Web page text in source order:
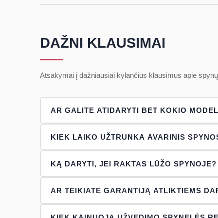
DAŽNI KLAUSIMAI
Atsakymai į dažniausiai kylančius klausimus apie
AR GALITE ATIDARYTI BET KOKIO
Taip — dirbame su visų pagrindinių gamintojų
KIEK LAIKO UŽTRUNKA AVARINIS
Paprastai nuo kelių minučių iki kelių valandų —
KĄ DARYTI, JEI RAKTAS LŪŽO SPYNOJE?
Nedelskite — susisiekite iš karto. Meistrai efektyviai
AR TEIKIATE GARANTIJĄ ATLIKTIEMS
Taip — visiems atliktiems darbams ir pakeistoms